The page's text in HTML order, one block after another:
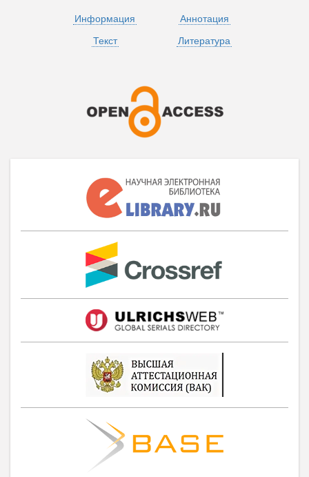
Информация
Аннотация
Текст
Литература